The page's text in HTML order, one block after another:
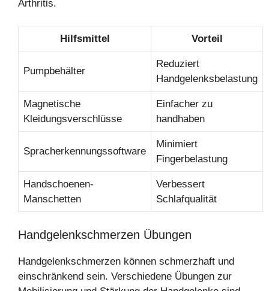
Arthritis.
Hilfsmittel Vorteil
Pumpbehälter
Reduziert
Handgelenksbelastung
Magnetische
Kleidungsverschlüsse
Einfacher zu
handhaben
Spracherkennungssoftware
Minimiert
Fingerbelastung
Handschoenen-
Manschetten
Verbessert
Schlafqualität
Handgelenkschmerzen Übungen
Handgelenkschmerzen können schmerzhaft und
einschränkend sein. Verschiedene Übungen zur